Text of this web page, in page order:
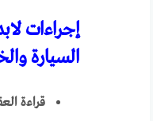
إجراءات
السيارة
قراءة